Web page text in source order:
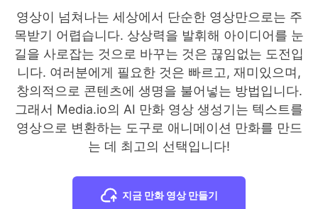
영상이 넘쳐나는 세상에서 단순한 영상만으로는 주
목받기 어렵습니다. 상상력을 발휘해 아이디어를 눈
길을 사로잡는 것으로 바꾸는 것은 끊임없는 도전입
니다. 여러분에게 필요한 것은 빠르고, 재미있으며,
창의적으로 콘텐츠에 생명을 불어넣는 방법입니다.
그래서 Media.io의 AI 만화 영상 생성기는 텍스트를
영상으로 변환하는 도구로 애니메이션 만화를 만드
는 데 최고의 선택입니다!
지금 만화 영상 만들기